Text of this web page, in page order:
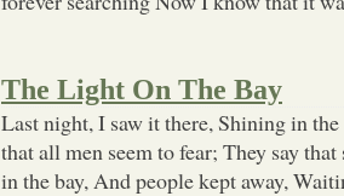
The Light On The Bay
Last night, I saw it there, Shining in
that all men seem to fear; They say
in the bay, And people kept away,